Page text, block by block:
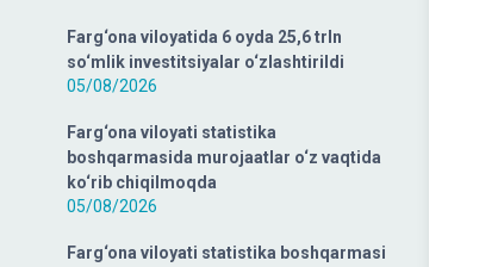
Farg‘ona viloyatida 6 oyda 25,6 trln
so‘mlik investitsiyalar o‘zlashtirildi
05/08/2026
Farg‘ona viloyati statistika
boshqarmasida murojaatlar o‘z vaqtida
ko‘rib chiqilmoqda
05/08/2026
Farg‘ona viloyati statistika boshqarmasi